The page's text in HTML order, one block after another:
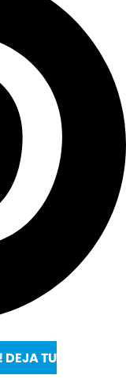
DEJA TU